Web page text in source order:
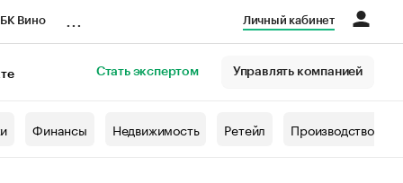
Вино Личный кабинет
Стать экспертом Управлять компанией
Финансы Недвижимость Ретейл Производство